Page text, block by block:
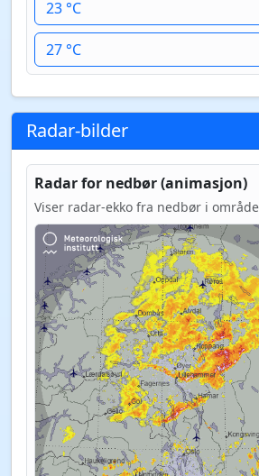
23 °C
27 °C
Radar-bilder
Radar for nedbør (animasjon)
Viser radar-ekko fra nedbør i